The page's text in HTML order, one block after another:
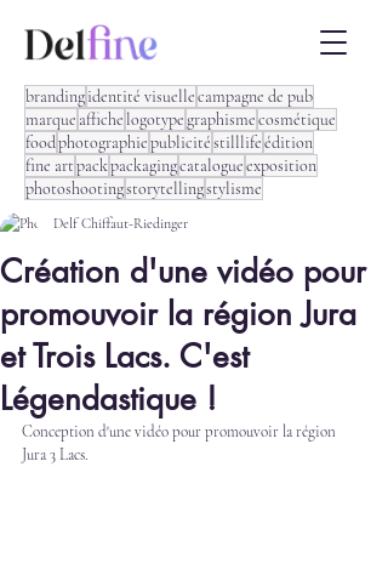
brandingidentité visuellecampagne de pub
marque affiche logotype graphismecosmétique
foodphotographiepublicitéstilllifeédition
fine artpackpackagingcatalogueexposition
photoshootingstorytellingstylisme
Création d'une vidéo pour
promouvoir la région Jura
et Trois Lacs. C'est
Légendastique !
Delf Chiffaut-Riedinger
Conception d'une vidéo pour promouvoir la région
Jura 3 Lacs.